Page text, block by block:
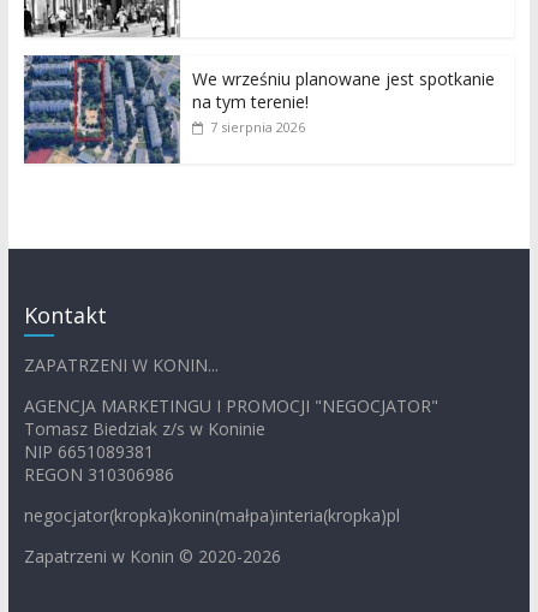
We wrześniu planowane jest spotkanie
na tym terenie!
7 sierpnia 2026
Kontakt
ZAPATRZENI W KONIN...
AGENCJA MARKETINGU I PROMOCJI "NEGOCJATOR"
Tomasz Biedziak z/s w Koninie
NIP 6651089381
REGON 310306986
negocjator(kropka)konin(małpa)interia(kropka)pl
Zapatrzeni w Konin © 2020-2026